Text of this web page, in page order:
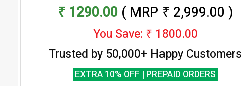
₹ 1290.00 ( MRP ₹ 2,999.00 )
You Save: ₹ 1800.00
Trusted by 50,000+ Happy Customers
EXTRA 10% OFF | PREPAID ORDERS